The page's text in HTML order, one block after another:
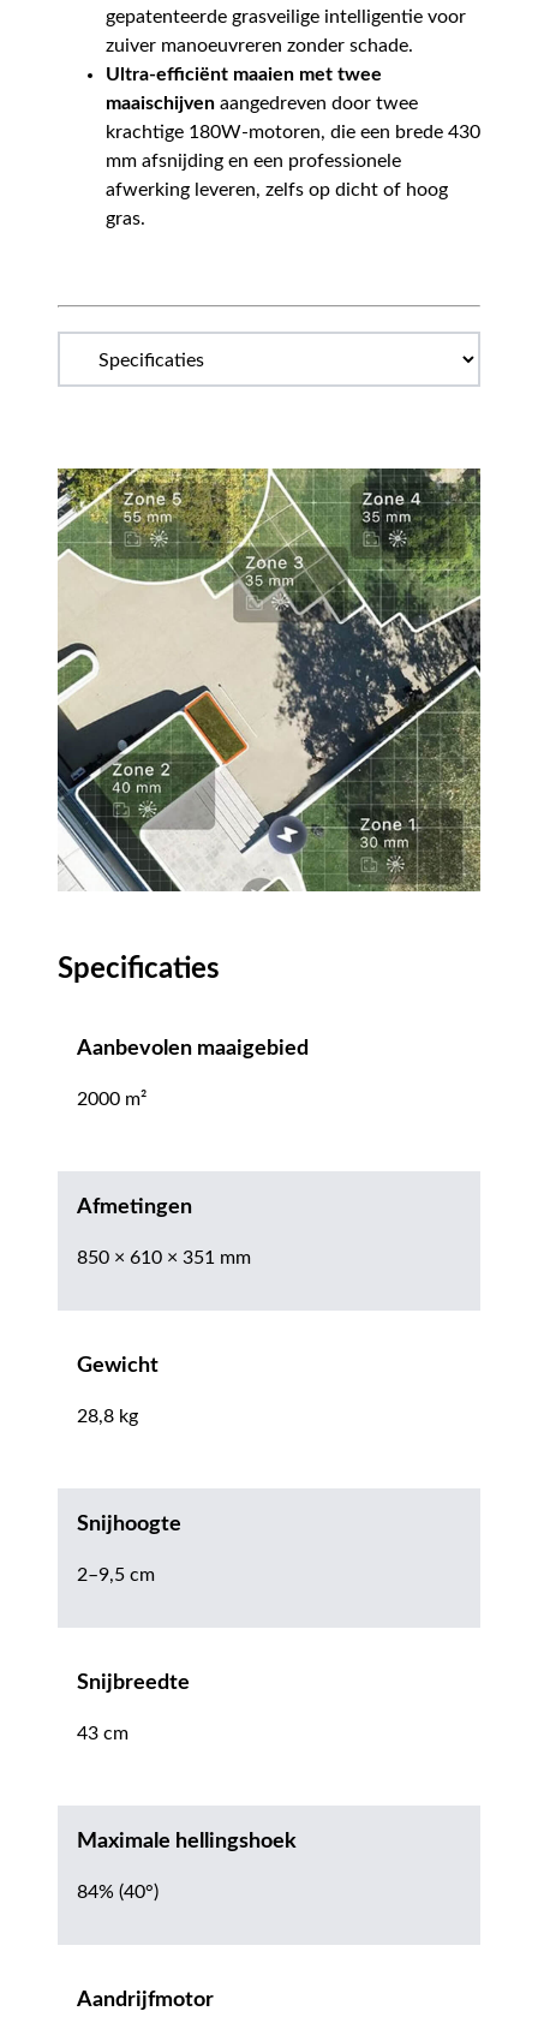
gepatenteerde grasveilige intelligentie voor
zuiver manoeuvreren zonder schade.
Ultra-efficiënt maaien met twee
maaischijven aangedreven door twee
krachtige 180W-motoren, die een brede 430
mm afsnijding en een professionele
afwerking leveren, zelfs op dicht of hoog
gras.
Specificaties
Aanbevolen maaigebied
2000 m²
Afmetingen
850 × 610 × 351 mm
Gewicht
28,8 kg
Snijhoogte
2–9,5 cm
Snijbreedte
43 cm
Maximale hellingshoek
84% (40°)
Aandrijfmotor